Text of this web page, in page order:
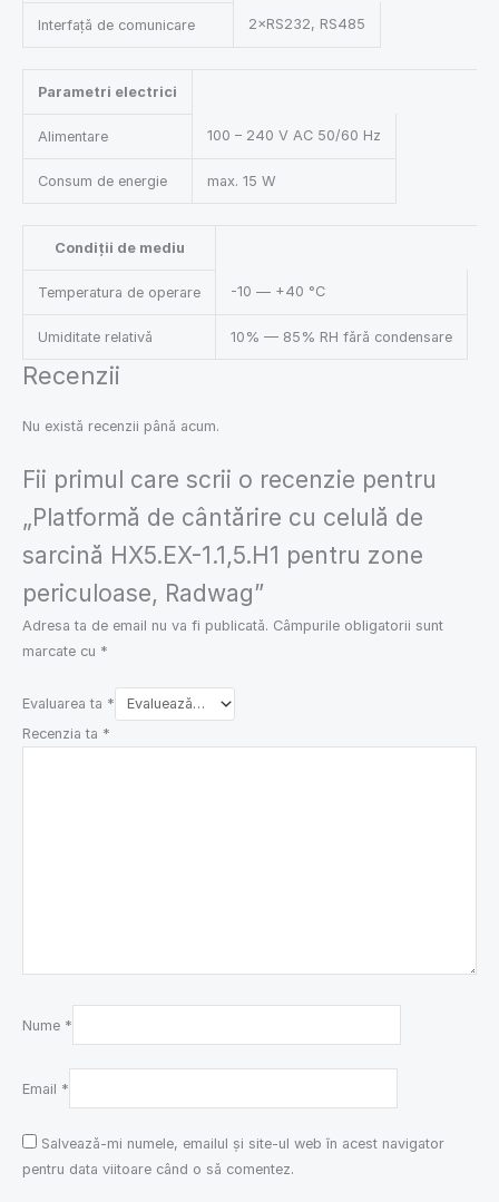
Interfață de comunicare 2×RS232, RS485
Parametri electrici
Alimentare 100 – 240 V AC 50/60 Hz
Consum de energie max. 15 W
Condiții de mediu
Temperatura de operare -10 — +40 °C
Umiditate relativă 10% — 85% RH fără condensare
Recenzii
Nu există recenzii până acum.
Fii primul care scrii o recenzie pentru
„Platformă de cântărire cu celulă de
sarcină HX5.EX-1.1,5.H1 pentru zone
periculoase, Radwag”
Adresa ta de email nu va fi publicată. Câmpurile obligatorii sunt
marcate cu *
Evaluarea ta *
Recenzia ta *
Nume *
Email *
Salvează-mi numele, emailul și site-ul web în acest navigator
pentru data viitoare când o să comentez.